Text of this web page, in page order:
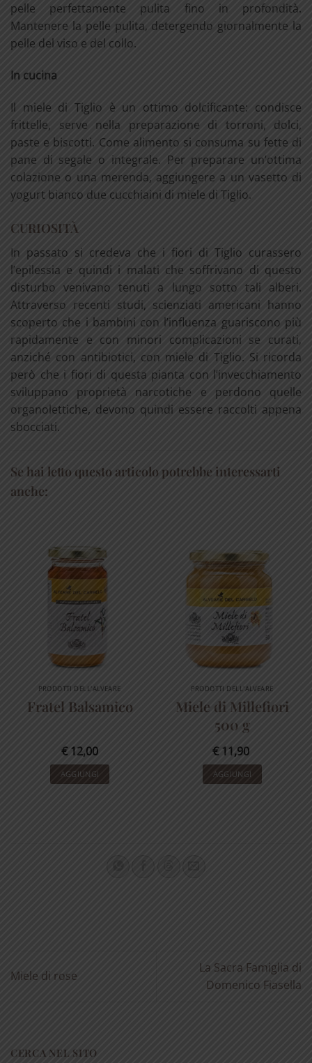
pelle perfettamente pulita fino in profondità.
Mantenere la pelle pulita, detergendo giornalmente la
pelle del viso e del collo.
In cucina
Il miele di Tiglio è un ottimo dolcificante: condisce
frittelle, serve nella preparazione di torroni, dolci,
paste e biscotti. Come alimento si consuma su fette di
pane di segale o integrale. Per preparare un’ottima
colazione o una merenda, aggiungere a un vasetto di
yogurt bianco due cucchiaini di miele di Tiglio.
CURIOSITÀ
In passato si credeva che i fiori di Tiglio curassero
l’epilessia e quindi i malati che soffrivano di questo
disturbo venivano tenuti a lungo sotto tali alberi.
Attraverso recenti studi, scienziati americani hanno
scoperto che i bambini con l’influenza guariscono più
rapidamente e con minori complicazioni se curati,
anziché con antibiotici, con miele di Tiglio. Si ricorda
però che i fiori di questa pianta con l’invecchiamento
sviluppano proprietà narcotiche e perdono quelle
organolettiche, devono quindi essere raccolti appena
sbocciati.
Se hai letto questo articolo potrebbe interessarti
anche:
PRODOTTI DELL'ALVEARE
Fratel Balsamico
€12,00
AGGIUNGI
PRODOTTI DELL'ALVEARE
Miele di Millefiori
500 g
€11,90
AGGIUNGI
Miele di rose
La Sacra Famiglia di
Domenico Fiasella
CERCA NEL SITO